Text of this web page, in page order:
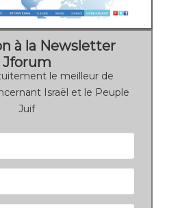
à la Newsletter
Jforum
le meilleur de
Israël et le Peuple
Juif